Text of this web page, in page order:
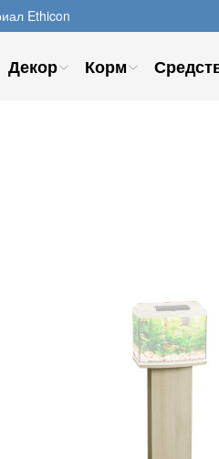
Ethicon
Декор Корм